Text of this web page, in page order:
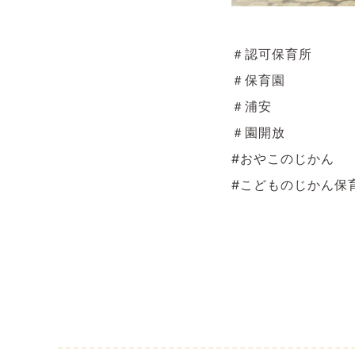
＃認可保育所
＃保育園
＃浦安
＃園開放
#おやこのじかん
#こどものじかん保